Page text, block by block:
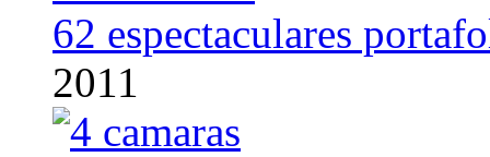
62 espectaculares
2011